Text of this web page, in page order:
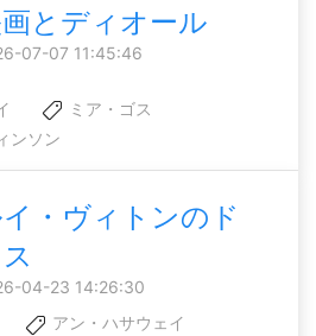
とディオール
07-07 11:45:46
ミア・ゴス
ンソン
・ヴィトンのド
04-23 14:26:30
アン・ハサウェイ